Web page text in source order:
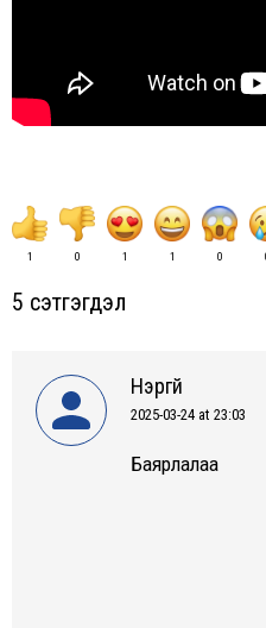
1 0 1 1 0
5 сэтгэгдэл
Нэргүй
says:
2025-03-24 at 23:03